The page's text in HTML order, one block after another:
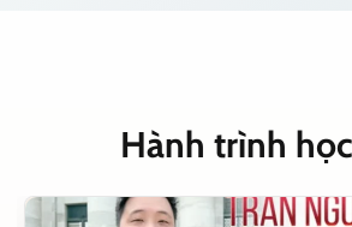
Hành trình